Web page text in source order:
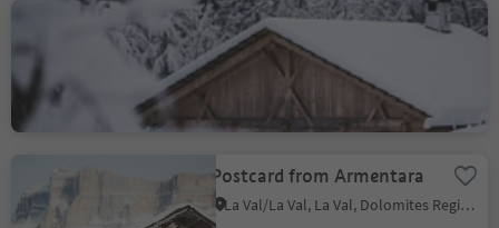
Forge
Postcard from Armentara
La Val/La Val, La Val, Dolomites Region Alta Badia